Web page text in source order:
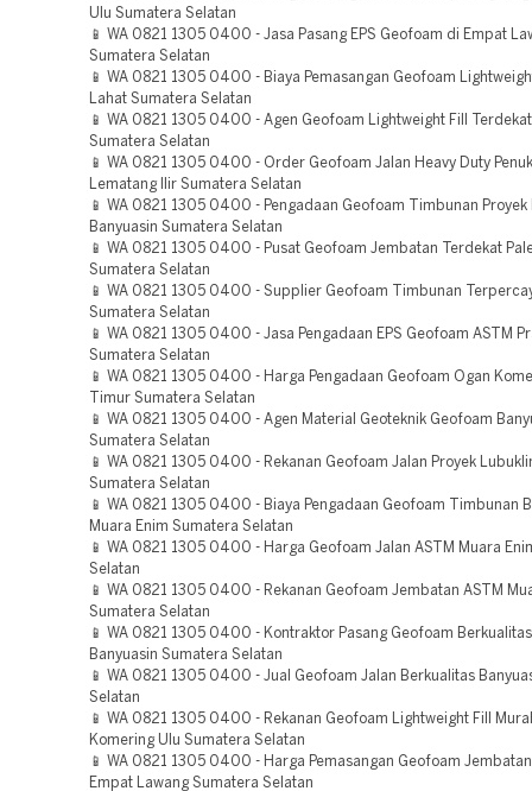
Ulu Sumatera Selatan
📱 WA 0821 1305 0400 - Jasa Pasang EPS Geofoam di Empat
Sumatera Selatan
📱 WA 0821 1305 0400 - Biaya Pemasangan Geofoam
Lahat Sumatera Selatan
📱 WA 0821 1305 0400 - Agen Geofoam Lightweight Fill
Sumatera Selatan
📱 WA 0821 1305 0400 - Order Geofoam Jalan Heavy Duty
Lematang Ilir Sumatera Selatan
📱 WA 0821 1305 0400 - Pengadaan Geofoam Timbunan Proyek
Banyuasin Sumatera Selatan
📱 WA 0821 1305 0400 - Pusat Geofoam Jembatan Terdekat
Sumatera Selatan
📱 WA 0821 1305 0400 - Supplier Geofoam Timbunan
Sumatera Selatan
📱 WA 0821 1305 0400 - Jasa Pengadaan EPS Geofoam ASTM
Sumatera Selatan
📱 WA 0821 1305 0400 - Harga Pengadaan Geofoam Ogan
Timur Sumatera Selatan
📱 WA 0821 1305 0400 - Agen Material Geoteknik Geofoam
Sumatera Selatan
📱 WA 0821 1305 0400 - Rekanan Geofoam Jalan Proyek
Sumatera Selatan
📱 WA 0821 1305 0400 - Biaya Pengadaan Geofoam Timbunan
Muara Enim Sumatera Selatan
📱 WA 0821 1305 0400 - Harga Geofoam Jalan ASTM Muara
Selatan
📱 WA 0821 1305 0400 - Rekanan Geofoam Jembatan ASTM
Sumatera Selatan
📱 WA 0821 1305 0400 - Kontraktor Pasang Geofoam
Banyuasin Sumatera Selatan
📱 WA 0821 1305 0400 - Jual Geofoam Jalan Berkualitas
Selatan
📱 WA 0821 1305 0400 - Rekanan Geofoam Lightweight Fill
Komering Ulu Sumatera Selatan
📱 WA 0821 1305 0400 - Harga Pemasangan Geofoam
Empat Lawang Sumatera Selatan